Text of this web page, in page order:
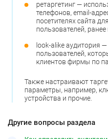
ретаргетинг —
телефонов, email-
посетителях сайта
пользователей,
look-alike аудитория
пользователей,
клиентов фирмы по
Также настраивают
параметры, например,
устройства и прочие.
Другие вопросы раздела